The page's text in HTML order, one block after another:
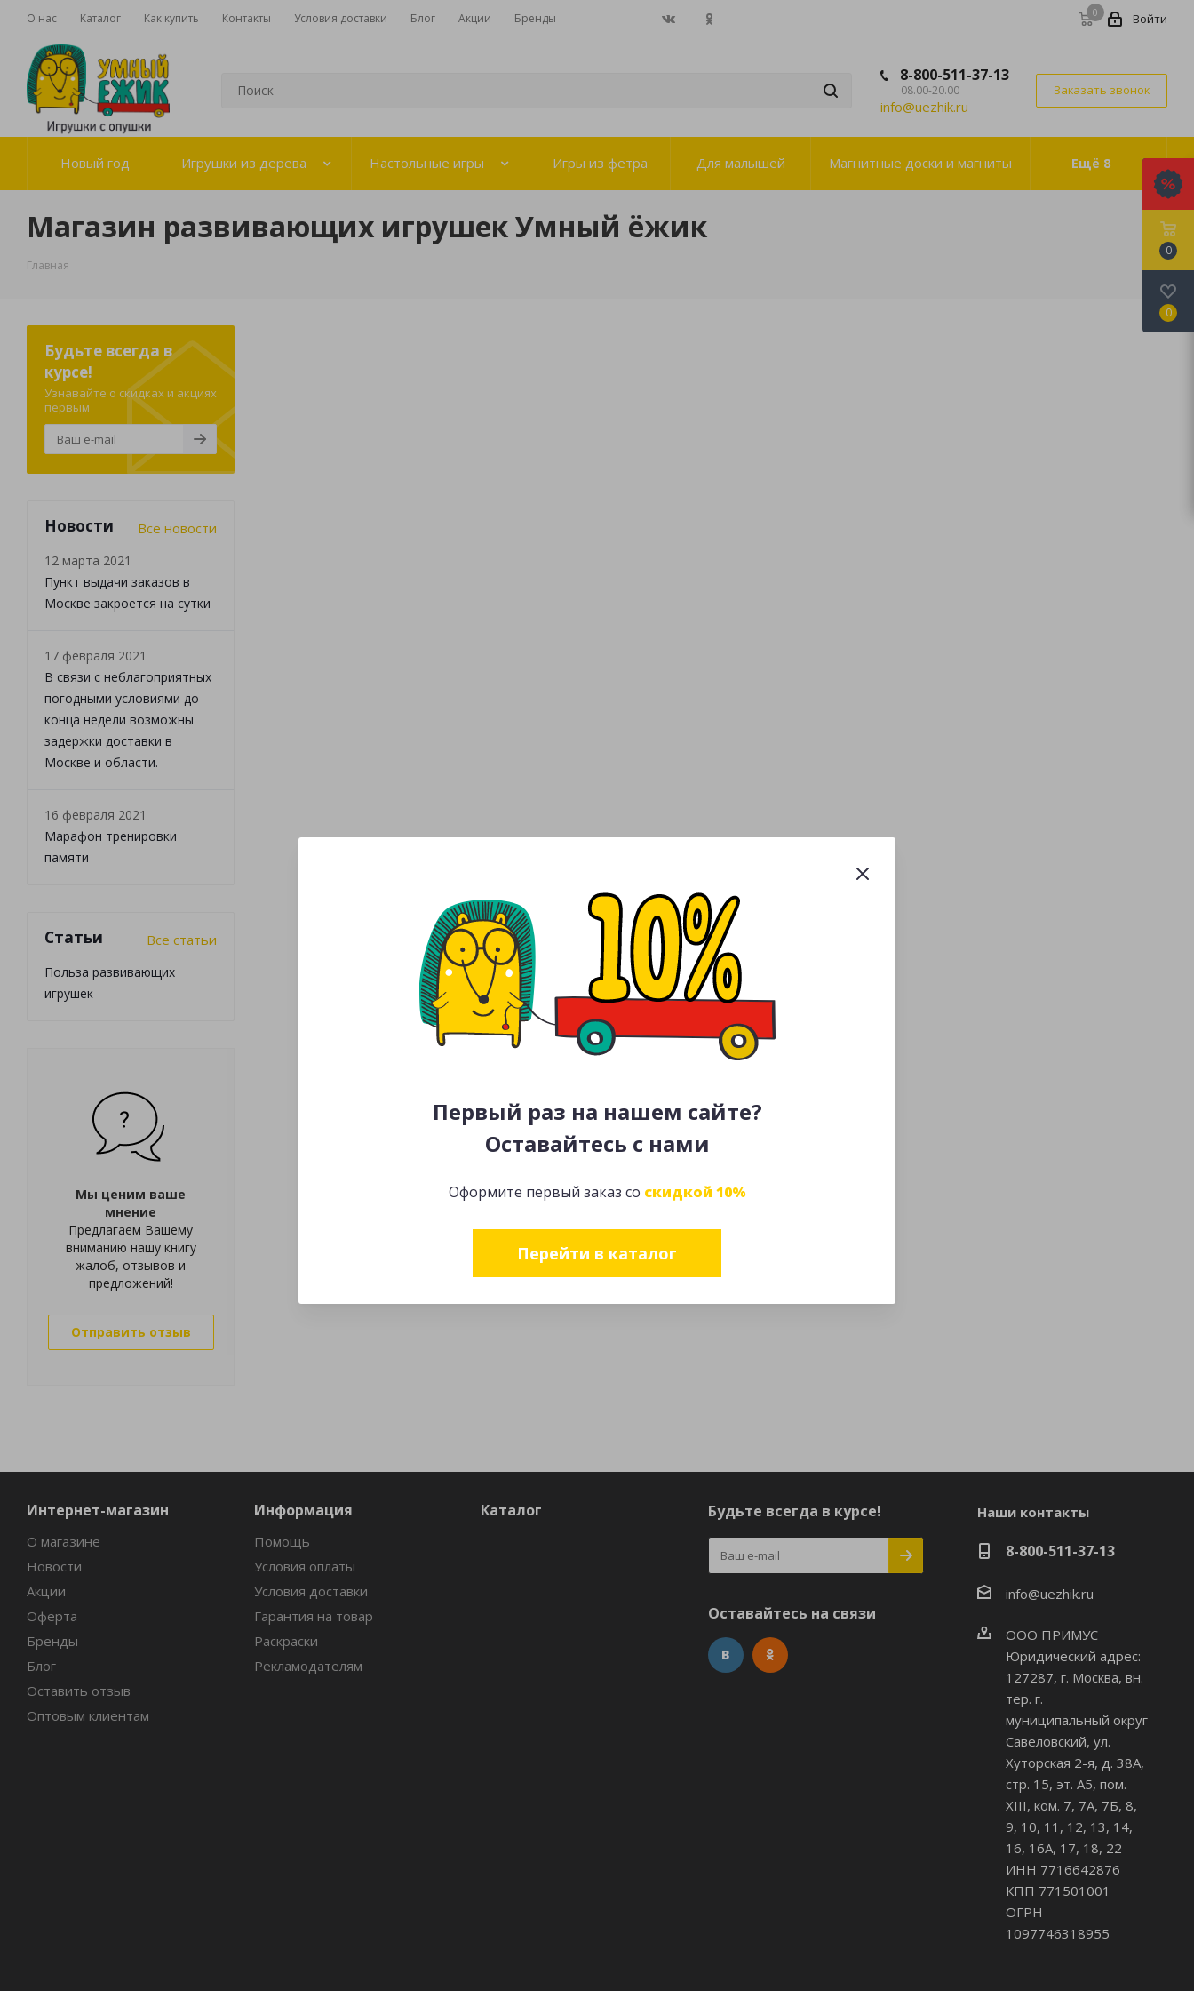
Первый раз на нашем сайте?
Оставайтесь с нами
Оформите первый заказ со скидкой 10%
Перейти в каталог
О нас Каталог Как купить Контакты Условия доставки Блог Акции Бренды 0 Войти
8-800-511-37-13
08.00-20.00
info@uezhik.ru
Заказать звонок
Новый год Игрушки из дерева Настольные игры Игры из фетра Для малышей Магнитные доски и магниты Ещё 8
Магазин развивающих игрушек Умный ёжик
Главная
Будьте всегда в
курсе!
Узнавайте о скидках и акциях
первым
Новости Все новости
12 марта 2021
Пункт выдачи заказов в
Москве закроется на сутки
17 февраля 2021
В связи с неблагоприятных
погодными условиями до
конца недели возможны
задержки доставки в
Москве и области.
16 февраля 2021
Марафон тренировки
памяти
Статьи Все статьи
Польза развивающих
игрушек
Мы ценим ваше
мнение
Предлагаем Вашему
вниманию нашу книгу
жалоб, отзывов и
предложений!
Отправить отзыв
Интернет-магазин
О магазине
Новости
Акции
Оферта
Бренды
Блог
Оставить отзыв
Оптовым клиентам
Информация
Помощь
Условия оплаты
Условия доставки
Гарантия на товар
Раскраски
Рекламодателям
Каталог Будьте всегда в курсе!
Оставайтесь на связи
Наши контакты
8-800-511-37-13
info@uezhik.ru
ООО ПРИМУС
Юридический адрес:
127287, г. Москва, вн.
тер. г.
муниципальный округ
Савеловский, ул.
Хуторская 2-я, д. 38А,
стр. 15, эт. А5, пом.
XIII, ком. 7, 7А, 7Б, 8,
9, 10, 11, 12, 13, 14,
16, 16А, 17, 18, 22
ИНН 7716642876
КПП 771501001
ОГРН
1097746318955
0
0